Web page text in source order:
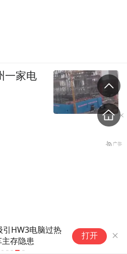
引HW3电脑过热
存隐患
打开
一家电